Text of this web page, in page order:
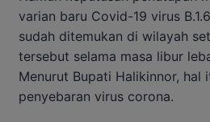
varian baru Covid-19 virus
sudah ditemukan di wilayah
tersebut selama masa libur
Menurut Bupati Halikinnor, hal
penyebaran virus corona.